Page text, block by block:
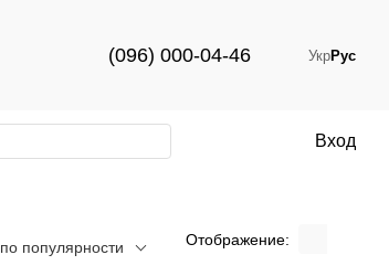
(096) 000-04-46 УкрРус
Вход
по популярности Отображение: